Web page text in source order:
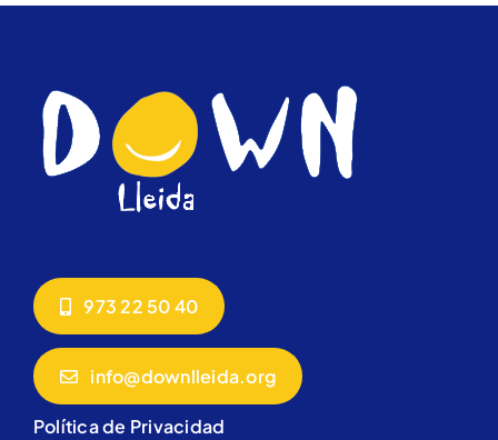
973 22 50 40
info@downlleida.org
Política de Privacidad